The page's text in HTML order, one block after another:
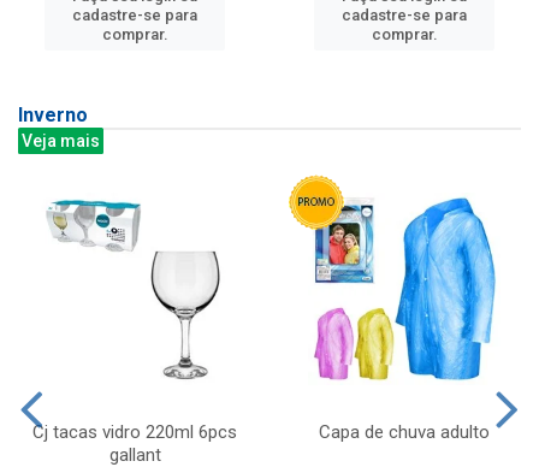
cadastre-se para
comprar.
cadastre-se para
comprar.
Inverno
Veja mais
Cj tacas vidro 220ml 6pcs
gallant
Capa de chuva adulto